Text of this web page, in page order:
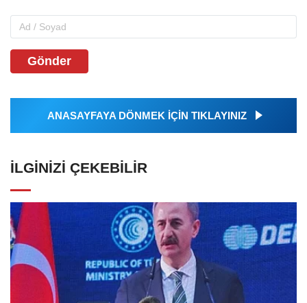
Gönder
ANASAYFAYA DÖNMEK İÇİN TIKLAYINIZ
İLGINIZI ÇEKEBILIR